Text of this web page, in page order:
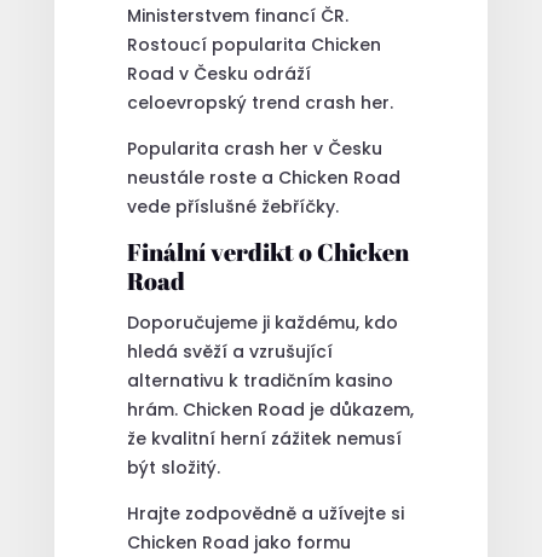
Ministerstvem financí ČR.
Rostoucí popularita Chicken
Road v Česku odráží
celoevropský trend crash her.
Popularita crash her v Česku
neustále roste a Chicken Road
vede příslušné žebříčky.
Finální verdikt o Chicken
Road
Doporučujeme ji každému, kdo
hledá svěží a vzrušující
alternativu k tradičním kasino
hrám. Chicken Road je důkazem,
že kvalitní herní zážitek nemusí
být složitý.
Hrajte zodpovědně a užívejte si
Chicken Road jako formu